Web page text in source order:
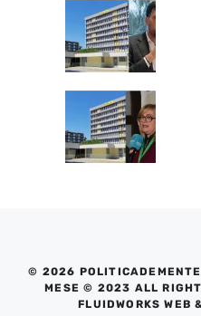
© 2026
MESE © 2023 ALL
FLUIDWORKS WEB